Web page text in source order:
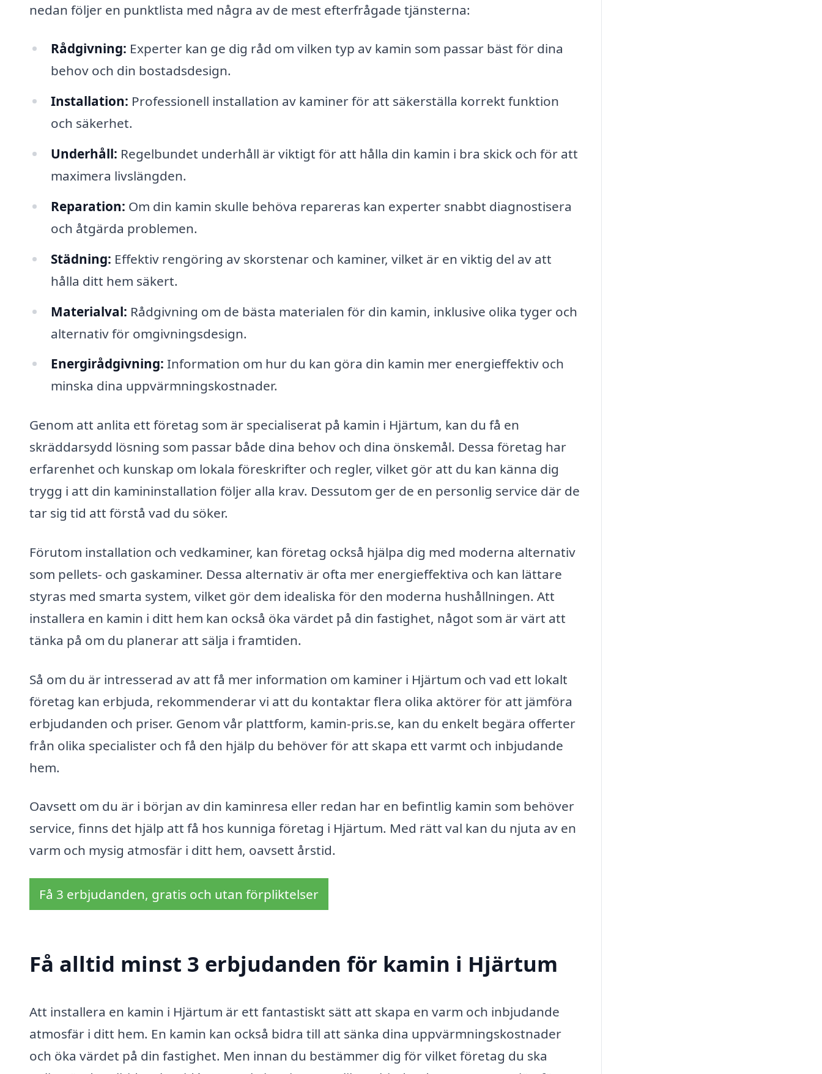
nedan följer en punktlista med några av de mest efterfrågade tjänsterna:
Rådgivning: Experter kan ge dig råd om vilken typ av kamin som passar bäst för dina
behov och din bostadsdesign.
Installation: Professionell installation av kaminer för att säkerställa korrekt funktion
och säkerhet.
Underhåll: Regelbundet underhåll är viktigt för att hålla din kamin i bra skick och för att
maximera livslängden.
Reparation: Om din kamin skulle behöva repareras kan experter snabbt diagnostisera
och åtgärda problemen.
Städning: Effektiv rengöring av skorstenar och kaminer, vilket är en viktig del av att
hålla ditt hem säkert.
Materialval: Rådgivning om de bästa materialen för din kamin, inklusive olika tyger och
alternativ för omgivningsdesign.
Energirådgivning: Information om hur du kan göra din kamin mer energieffektiv och
minska dina uppvärmningskostnader.
Genom att anlita ett företag som är specialiserat på kamin i Hjärtum, kan du få en
skräddarsydd lösning som passar både dina behov och dina önskemål. Dessa företag har
erfarenhet och kunskap om lokala föreskrifter och regler, vilket gör att du kan känna dig
trygg i att din kamininstallation följer alla krav. Dessutom ger de en personlig service där de
tar sig tid att förstå vad du söker.
Förutom installation och vedkaminer, kan företag också hjälpa dig med moderna alternativ
som pellets- och gaskaminer. Dessa alternativ är ofta mer energieffektiva och kan lättare
styras med smarta system, vilket gör dem idealiska för den moderna hushållningen. Att
installera en kamin i ditt hem kan också öka värdet på din fastighet, något som är värt att
tänka på om du planerar att sälja i framtiden.
Så om du är intresserad av att få mer information om kaminer i Hjärtum och vad ett lokalt
företag kan erbjuda, rekommenderar vi att du kontaktar flera olika aktörer för att jämföra
erbjudanden och priser. Genom vår plattform, kamin-pris.se, kan du enkelt begära offerter
från olika specialister och få den hjälp du behöver för att skapa ett varmt och inbjudande
hem.
Oavsett om du är i början av din kaminresa eller redan har en befintlig kamin som behöver
service, finns det hjälp att få hos kunniga företag i Hjärtum. Med rätt val kan du njuta av en
varm och mysig atmosfär i ditt hem, oavsett årstid.
Få 3 erbjudanden, gratis och utan förpliktelser
Få alltid minst 3 erbjudanden för kamin i Hjärtum
Att installera en kamin i Hjärtum är ett fantastiskt sätt att skapa en varm och inbjudande
atmosfär i ditt hem. En kamin kan också bidra till att sänka dina uppvärmningskostnader
och öka värdet på din fastighet. Men innan du bestämmer dig för vilket företag du ska